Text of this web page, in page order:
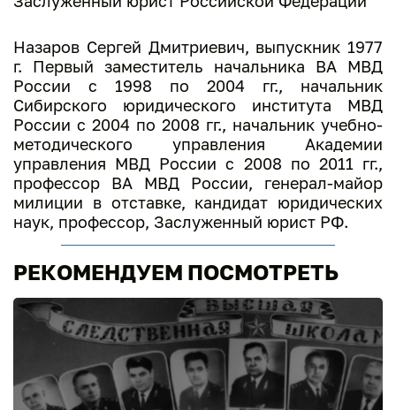
Назаров Сергей Дмитриевич, выпускник 1977
г. Первый заместитель начальника ВА МВД
России с 1998 по 2004 гг., начальник
Сибирского юридического института МВД
России с 2004 по 2008 гг., начальник учебно-
методического управления Академии
управления МВД России с 2008 по 2011 гг.,
профессор ВА МВД России, генерал-майор
милиции в отставке, кандидат юридических
наук, профессор, Заслуженный юрист РФ.
РЕКОМЕНДУЕМ ПОСМОТРЕТЬ